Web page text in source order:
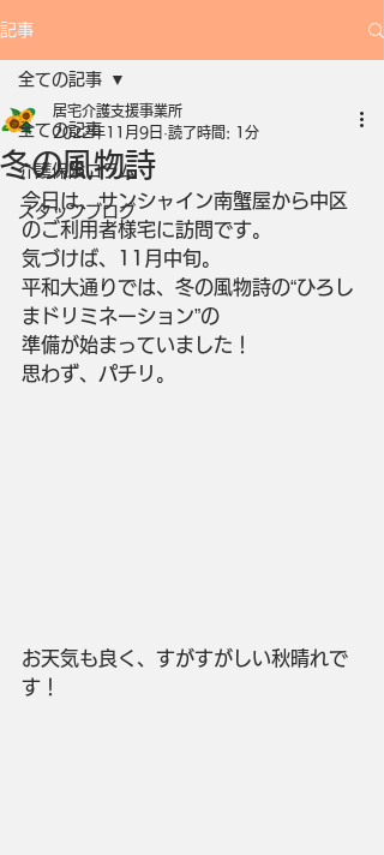
記事
全ての記事
介護保険コラム
スタッフブログ
全ての記事
冬の風物詩
居宅介護支援事業所
2022年11月9日 読了時間: 1分
今日は、サンシャイン南蟹屋から中区
のご利用者様宅に訪問です。
気づけば、11月中旬。
平和大通りでは、冬の風物詩の“ひろし
まドリミネーション”の
準備が始まっていました！
思わず、パチリ。
お天気も良く、すがすがしい秋晴れで
す！